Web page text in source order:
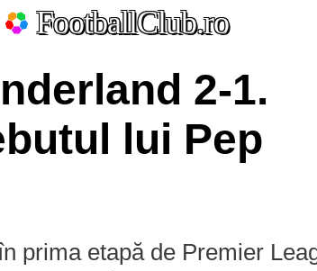
FootballClub.ro
2-1.
lui Pep
prima etapă de Premier